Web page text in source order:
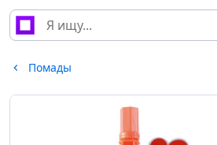
Помады